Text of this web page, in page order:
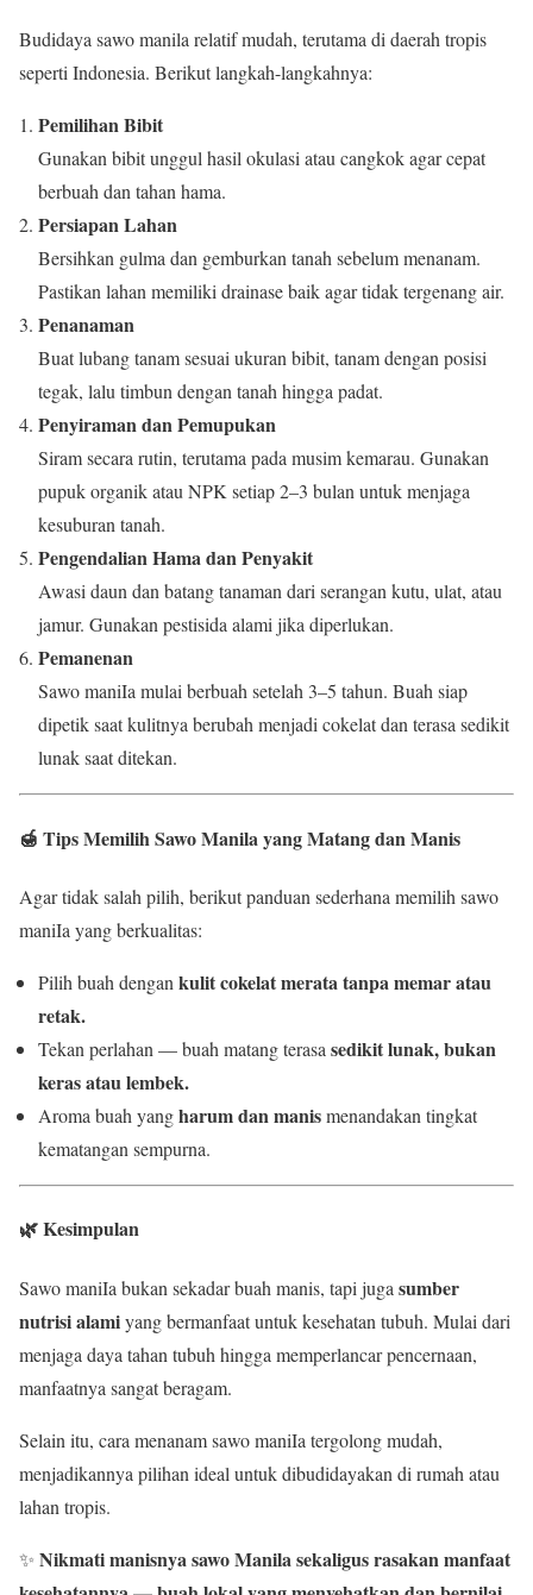
Budidaya sawo manila relatif mudah, terutama di daerah tropis
seperti Indonesia. Berikut langkah-langkahnya:
Pemilihan Bibit
Gunakan bibit unggul hasil okulasi atau cangkok agar cepat
berbuah dan tahan hama.
Persiapan Lahan
Bersihkan gulma dan gemburkan tanah sebelum menanam.
Pastikan lahan memiliki drainase baik agar tidak tergenang air.
Penanaman
Buat lubang tanam sesuai ukuran bibit, tanam dengan posisi
tegak, lalu timbun dengan tanah hingga padat.
Penyiraman dan Pemupukan
Siram secara rutin, terutama pada musim kemarau. Gunakan
pupuk organik atau NPK setiap 2–3 bulan untuk menjaga
kesuburan tanah.
Pengendalian Hama dan Penyakit
Awasi daun dan batang tanaman dari serangan kutu, ulat, atau
jamur. Gunakan pestisida alami jika diperlukan.
Pemanenan
Sawo maniIa mulai berbuah setelah 3–5 tahun. Buah siap
dipetik saat kulitnya berubah menjadi cokelat dan terasa sedikit
lunak saat ditekan.
🍯 Tips Memilih Sawo Manila yang Matang dan Manis
Agar tidak salah pilih, berikut panduan sederhana memilih sawo
maniIa yang berkualitas:
Pilih buah dengan kulit cokelat merata tanpa memar atau
retak.
Tekan perlahan — buah matang terasa sedikit lunak, bukan
keras atau lembek.
Aroma buah yangharum dan manismenandakan tingkat
kematangan sempurna.
🌿 Kesimpulan
Sawo maniIa bukan sekadar buah manis, tapi juga sumber
nutrisi alamiyang bermanfaat untuk kesehatan tubuh. Mulai dari
menjaga daya tahan tubuh hingga memperlancar pencernaan,
manfaatnya sangat beragam.
Selain itu, cara menanam sawo maniIa tergolong mudah,
menjadikannya pilihan ideal untuk dibudidayakan di rumah atau
lahan tropis.
✨ Nikmati manisnya sawo Manila sekaligus rasakan manfaat